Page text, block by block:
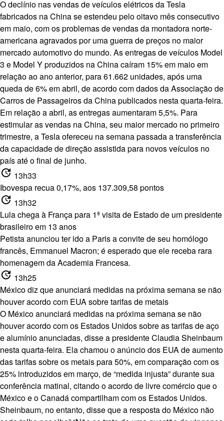
O declínio nas vendas de veículos elétricos da Tesla
fabricados na China se estendeu pelo oitavo mês consecutivo
em maio, com os problemas de vendas da montadora norte-
americana agravados por uma guerra de preços no maior
mercado automotivo do mundo. As entregas de veículos Model
3 e Model Y produzidos na China caíram 15% em maio em
relação ao ano anterior, para 61.662 unidades, após uma
queda de 6% em abril, de acordo com dados da Associação de
Carros de Passageiros da China publicados nesta quarta-feira.
Em relação a abril, as entregas aumentaram 5,5%. Para
estimular as vendas na China, seu maior mercado no primeiro
trimestre, a Tesla ofereceu na semana passada a transferência
da capacidade de direção assistida para novos veículos no
país até o final de junho.
update 13h33
Ibovespa recua 0,17%, aos 137.309,58 pontos
update 13h32
Lula chega à França para 1ª visita de Estado de um presidente
brasileiro em 13 anos
Petista anunciou ter ido a Parisa convite de seu homólogo
francês, Emmanuel Macron; é esperado que ele receba rara
homenagem da Academia Francesa.
update 13h25
México diz que anunciará medidas na próxima semana se não
houver acordo com EUA sobre tarifas de metais
O México anunciará medidas na próxima semana se não
houver acordo com os Estados Unidos sobre as tarifas de aço
e alumínio anunciadas, disse a presidente Claudia Sheinbaum
nesta quarta-feira. Ela chamou o anúncio dos EUA de aumento
das tarifas sobre os metais para 50%, em comparação com os
25% introduzidos em março, de “medida injusta” durante sua
conferência matinal, citando o acordo de livre comércio que o
México e o Canadá compartilham com os Estados Unidos.
Sheinbaum, no entanto, disse que a resposta do México não